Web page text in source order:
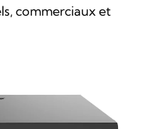
commerciaux et